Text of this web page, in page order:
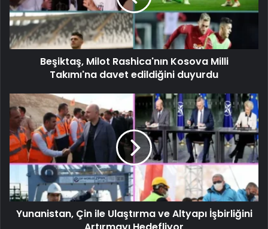
Beşiktaş, Milot Rashica'nın Kosova Milli
Takımı'na davet edildiğini duyurdu
Yunanistan, Çin ile Ulaştırma ve Altyapı İşbirliğini